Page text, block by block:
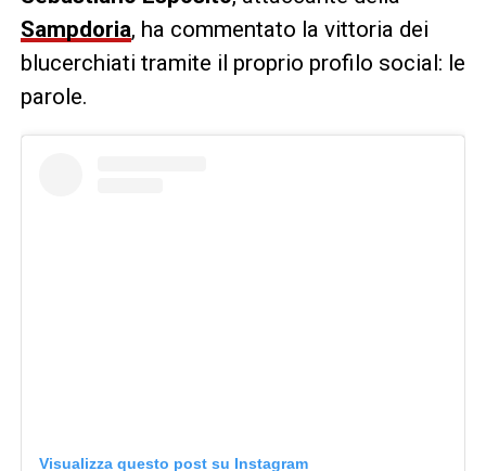
Sampdoria, ha commentato la vittoria dei
blucerchiati tramite il proprio profilo social: le
parole.
Visualizza questo post su Instagram